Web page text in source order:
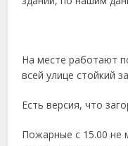
На месте работают
всей улице стойкий
Есть версия, что
Пожарные с 15.00 не